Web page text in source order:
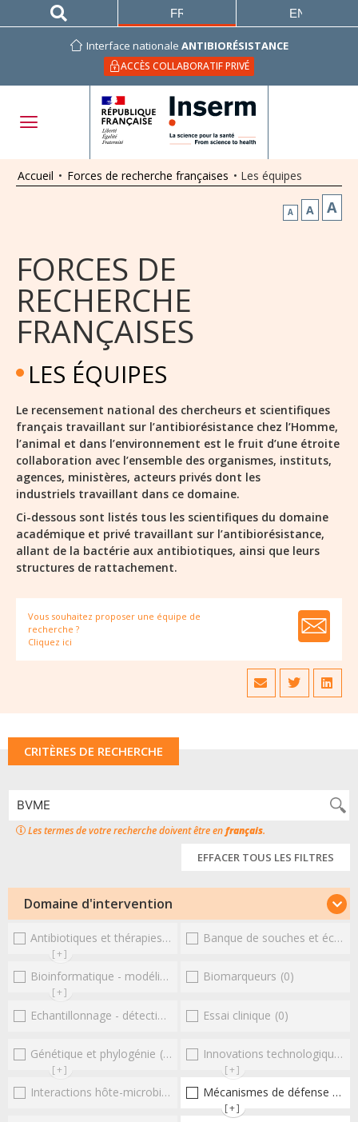
Interface nationale ANTIBIORÉSISTANCE
ACCÈS COLLABORATIF PRIVÉ
FRANÇAIS ENGLISH
Accueil • Forces de recherche françaises • Les équipes
A A A
FORCES DE
RECHERCHE
FRANÇAISES
LES ÉQUIPES
Le recensement national des chercheurs et scientifiques
français travaillant sur l’antibiorésistance chez l’Homme,
l’animal et dans l’environnement est le fruit d’une étroite
collaboration avec l’ensemble des organismes, instituts,
agences, ministères, acteurs privés dont les
industriels travaillant dans ce domaine.
Ci-dessous sont listés tous les scientifiques du domaine
académique et privé travaillant sur l’antibiorésistance,
allant de la bactérie aux antibiotiques, ainsi que leurs
structures de rattachement.
Vous souhaitez proposer une équipe de
recherche ?
Cliquez ici
CRITÈRES DE RECHERCHE
Les termes de votre recherche doivent être enfrançais.
EFFACER TOUS LES FILTRES
Domaine d'intervention
Antibiotiques et thérapies alternatives (0)
[+]
Banque de souches et échantillons
Bioinformatique - modélisation - structure (0)
[+]
Biomarqueurs (0)
Echantillonnage - détection et diagnostic (0)
Essai clinique (0)
Génétique et phylogénie (0)
[+]
Innovations technologiques et omiques
[+]
Interactions hôte-microbioteEntérocoques (0)
Mécanismes de défense microbiens
[+]